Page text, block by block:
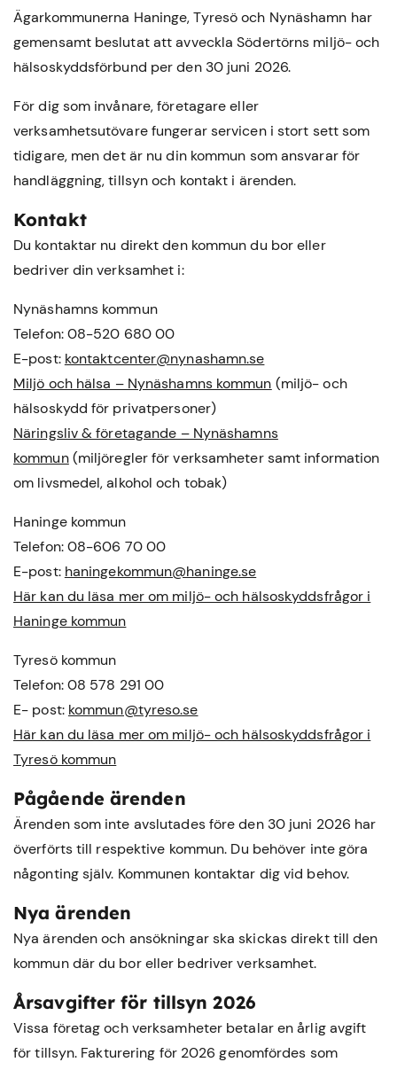
Ägarkommunerna Haninge, Tyresö och Nynäshamn har
gemensamt beslutat att avveckla Södertörns miljö- och
hälsoskyddsförbund per den 30 juni 2026.
För dig som invånare, företagare eller
verksamhetsutövare fungerar servicen i stort sett som
tidigare, men det är nu din kommun som ansvarar för
handläggning, tillsyn och kontakt i ärenden.
Kontakt
Du kontaktar nu direkt den kommun du bor eller
bedriver din verksamhet i:
Nynäshamns kommun
Telefon: 08-520 680 00
E-post: kontaktcenter@nynashamn.se
Miljö och hälsa – Nynäshamns kommun (miljö- och
hälsoskydd för privatpersoner)
Näringsliv & företagande – Nynäshamns
kommun(miljöregler för verksamheter samt information
om livsmedel, alkohol och tobak)
Haninge kommun
Telefon: 08-606 70 00
E-post: haningekommun@haninge.se
Här kan du läsa mer om miljö- och hälsoskyddsfrågor i
Haninge kommun
Tyresö kommun
Telefon: 08 578 291 00
E- post: kommun@tyreso.se
Här kan du läsa mer om miljö- och hälsoskyddsfrågor i
Tyresö kommun
Pågående ärenden
Ärenden som inte avslutades före den 30 juni 2026 har
överförts till respektive kommun. Du behöver inte göra
någonting själv. Kommunen kontaktar dig vid behov.
Nya ärenden
Nya ärenden och ansökningar ska skickas direkt till den
kommun där du bor eller bedriver verksamhet.
Årsavgifter för tillsyn 2026
Vissa företag och verksamheter betalar en årlig avgift
för tillsyn. Fakturering för 2026 genomfördes som